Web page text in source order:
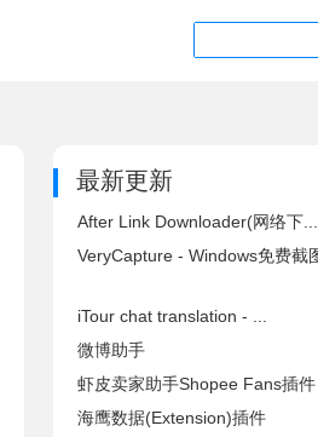
最新更新
After Link Downloader(网络下...
VeryCapture - Windows免费截
iTour chat translation - ...
微博助手
虾皮卖家助手Shopee Fans插件
海鹰数据(Extension)插件